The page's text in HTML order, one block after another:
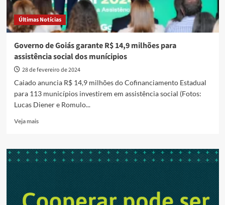
Últimas Notícias
Governo de Goiás garante R$ 14,9 milhões para
assistência social dos munícipios
28 de fevereiro de 2024
Caiado anuncia R$ 14,9 milhões do Cofinanciamento Estadual
para 113 municípios investirem em assistência social (Fotos:
Lucas Diener e Romulo...
Veja maisRead
Governo
14,9